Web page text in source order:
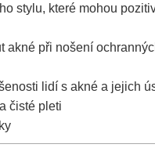
‍stylu, které ⁤mohou
akné při nošení⁣
lidí​ s akné a jejich
čisté ‌pleti